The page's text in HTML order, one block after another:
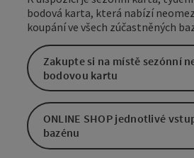
bodová karta, která nabízí
koupání ve všech zúčastněných
Zakupte si na místě sezónní
bodovou kartu
ONLINE SHOP jednotlivé
bazénu